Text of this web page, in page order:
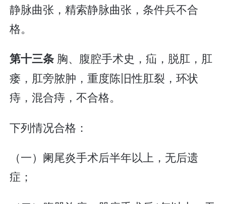
静脉曲张，精索静脉曲张，条件兵不合
格。
第十三条 胸、腹腔手术史，疝，脱肛，肛
瘘，肛旁脓肿，重度陈旧性肛裂，环状
痔，混合痔，不合格。
下列情况合格：
（一）阑尾炎手术后半年以上，无后遗
症；